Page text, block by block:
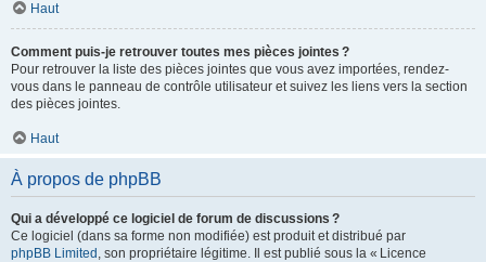
Haut
Comment puis-je retrouver toutes mes pièces jointes ?
Pour retrouver la liste des pièces jointes que vous avez importées, rendez-
vous dans le panneau de contrôle utilisateur et suivez les liens vers la section
des pièces jointes.
Haut
À propos de phpBB
Qui a développé ce logiciel de forum de discussions ?
Ce logiciel (dans sa forme non modifiée) est produit et distribué par
phpBB Limited , son propriétaire légitime. Il est publié sous la « Licence